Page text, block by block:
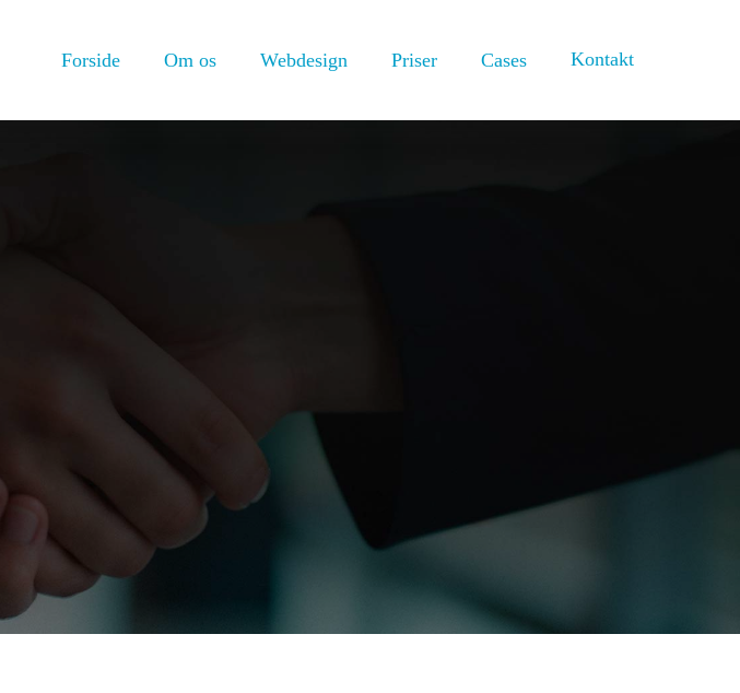
Forside Om os Webdesign Priser Cases Kontakt